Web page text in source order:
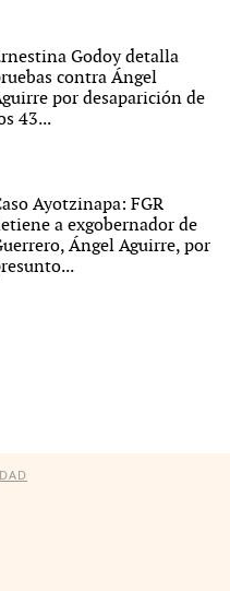
Godoy detalla
contra Ángel
por desaparición de
43...
Ayotzinapa: FGR
a exgobernador de
Ángel Aguirre, por